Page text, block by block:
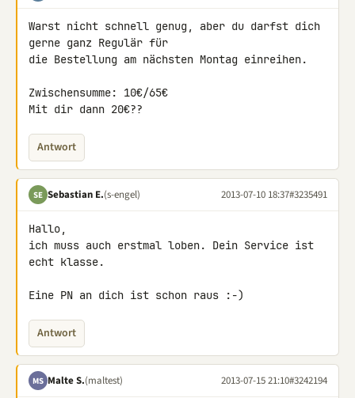
Warst nicht schnell genug, aber du darfst dich
gerne ganz Regulär für
die Bestellung am nächsten Montag einreihen.
Zwischensumme: 10€/65€
Mit dir dann 20€??
Antwort
SE Sebastian E.(s-engel) 2013-07-10 18:37#3235491
Hallo,
ich muss auch erstmal loben. Dein Service ist
echt klasse.
Eine PN an dich ist schon raus :-)
Antwort
MS Malte S.(maltest) 2013-07-15 21:10#3242194